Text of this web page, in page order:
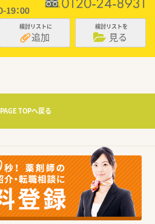
検討リストに
追加
検討リストを
見る
PAGE TOPへ戻る